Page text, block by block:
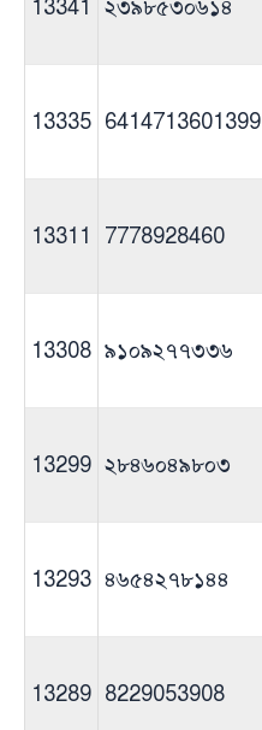
13341 ২৩৯৮৫৩০৬১৪
13335 6414713601399
13311 7778928460
13308 ৯১০৯২৭৭৩৩৬
13299 ২৮৪৬০৪৯৮০৩
13293 ৪৬৫৪২৭৮১৪৪
13289 8229053908